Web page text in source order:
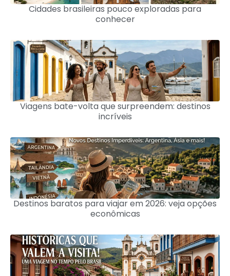
Cidades brasileiras pouco exploradas para
conhecer
Viagens bate-volta que surpreendem: destinos
incríveis
Destinos baratos para viajar em 2026: veja opções
econômicas